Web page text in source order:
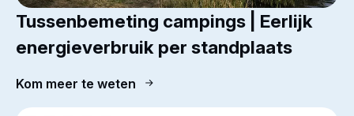
Tussenbemeting campings | Eerlijk
energieverbruik per standplaats
Kom meer te weten